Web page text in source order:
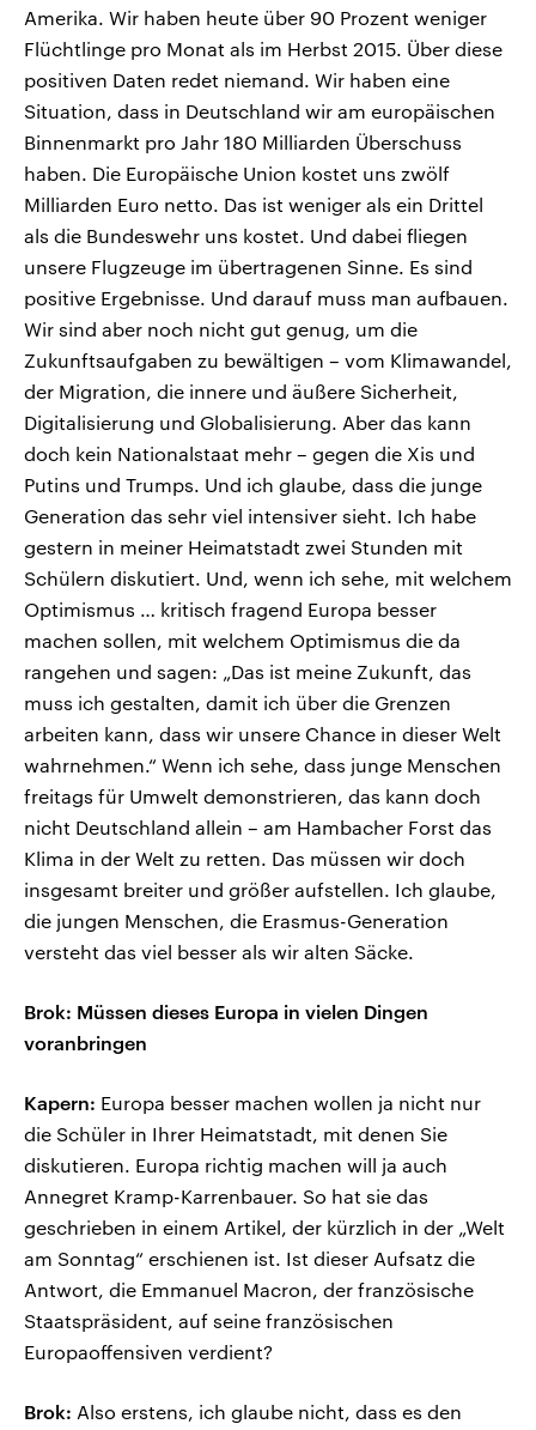
Amerika. Wir haben heute über 90 Prozent weniger
Flüchtlinge pro Monat als im Herbst 2015. Über diese
positiven Daten redet niemand. Wir haben eine
Situation, dass in Deutschland wir am europäischen
Binnenmarkt pro Jahr 180 Milliarden Überschuss
haben. Die Europäische Union kostet uns zwölf
Milliarden Euro netto. Das ist weniger als ein Drittel
als die Bundeswehr uns kostet. Und dabei fliegen
unsere Flugzeuge im übertragenen Sinne. Es sind
positive Ergebnisse. Und darauf muss man aufbauen.
Wir sind aber noch nicht gut genug, um die
Zukunftsaufgaben zu bewältigen – vom Klimawandel,
der Migration, die innere und äußere Sicherheit,
Digitalisierung und Globalisierung. Aber das kann
doch kein Nationalstaat mehr – gegen die Xis und
Putins und Trumps. Und ich glaube, dass die junge
Generation das sehr viel intensiver sieht. Ich habe
gestern in meiner Heimatstadt zwei Stunden mit
Schülern diskutiert. Und, wenn ich sehe, mit welchem
Optimismus … kritisch fragend Europa besser
machen sollen, mit welchem Optimismus die da
rangehen und sagen: „Das ist meine Zukunft, das
muss ich gestalten, damit ich über die Grenzen
arbeiten kann, dass wir unsere Chance in dieser Welt
wahrnehmen.“ Wenn ich sehe, dass junge Menschen
freitags für Umwelt demonstrieren, das kann doch
nicht Deutschland allein – am Hambacher Forst das
Klima in der Welt zu retten. Das müssen wir doch
insgesamt breiter und größer aufstellen. Ich glaube,
die jungen Menschen, die Erasmus-Generation
versteht das viel besser als wir alten Säcke.
Brok: Müssen dieses Europa in vielen Dingen
voranbringen
Kapern: Europa besser machen wollen ja nicht nur
die Schüler in Ihrer Heimatstadt, mit denen Sie
diskutieren. Europa richtig machen will ja auch
Annegret Kramp-Karrenbauer. So hat sie das
geschrieben in einem Artikel, der kürzlich in der „Welt
am Sonntag“ erschienen ist. Ist dieser Aufsatz die
Antwort, die Emmanuel Macron, der französische
Staatspräsident, auf seine französischen
Europaoffensiven verdient?
Brok: Also erstens, ich glaube nicht, dass es den